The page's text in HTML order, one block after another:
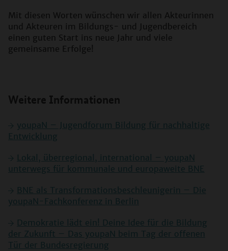
Mit diesen Worten wünschen wir allen Akteurinnen
und Akteuren im Bildungs- und Jugendbereich
einen guten Start ins neue Jahr und viele
gemeinsame Erfolge!
Weitere Informationen
youpaN – Jugendforum Bildung für nachhaltige
Entwicklung
Lokal, überregional, international – youpaN
unterwegs für kommunale und europaweite BNE
BNE als Transformationsbeschleunigerin – Die
youpaN-Fachkonferenz in Berlin
Demokratie lädt ein! Deine Idee für die Bildung
der Zukunft – Das youpaN beim Tag der offenen
Tür der Bundesregierung